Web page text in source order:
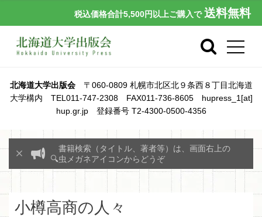
税込価格合計5,500円以上ご購入で 送料無料
北海道大学出版会〒060-0809 札幌市北区北９条西８丁目北海道
大学構内 TEL011-747-2308 FAX011-736-8605 hupress_1[at]
hup.gr.jp 登録番号 T2-4300-0500-4356
書籍検索（タイトル、著者等）は、画面右上の
🔍虫メガネアイコンからどうぞ
小樽高商の人々